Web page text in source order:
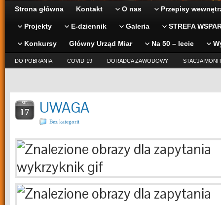
Strona główna Kontakt O nas Przepisy
Projekty E-dziennik Galeria STREFA
Konkursy Główny Urząd Miar Na 50 – lecie
DO POBRANIA COVID-19 DORADCA ZAWODOWY STACJA
SIE
17 UWAGA
Bez kategorii